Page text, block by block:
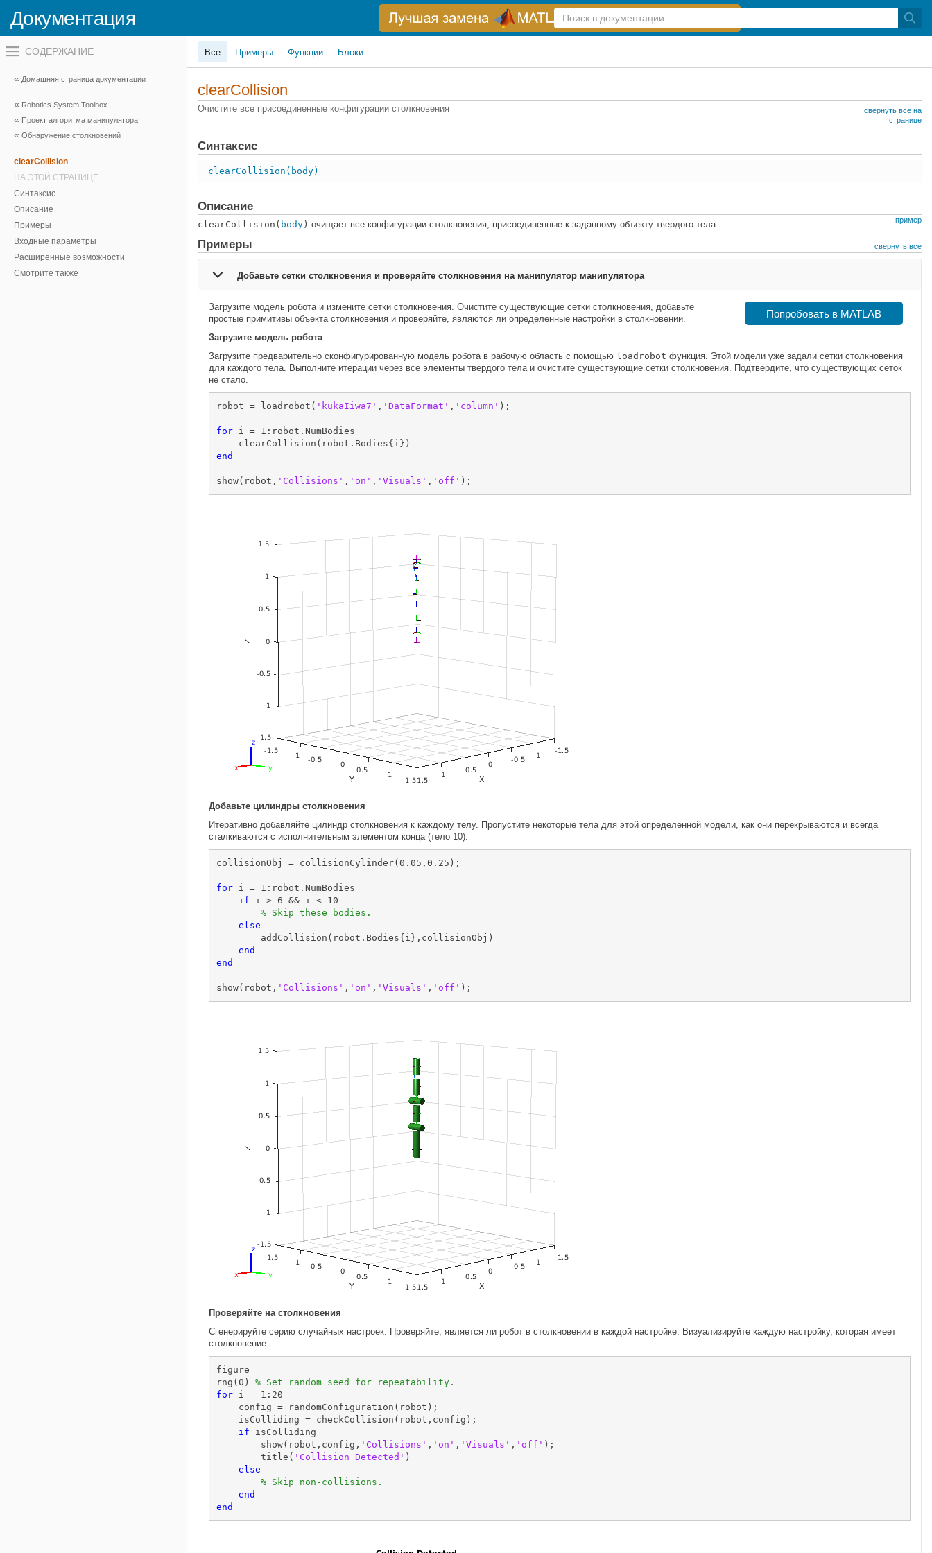
Документация
Справка
по
Переключатель
навигационного
вне
холста
навигационного
меню
холста
Домашняя страница документации
Robotics System Toolbox
Проект алгоритма манипулятора
Обнаружение столкновений
clearCollision
НА ЭТОЙ СТРАНИЦЕ
Синтаксис
Описание
Примеры
Входные параметры
Расширенные возможности
Смотрите также
Все Примеры Функции Блоки
clearCollision
Очистите все присоединенные конфигурации столкновения
свернуть все на
странице
Синтаксис
clearCollision(body)
Описание
пример
clearCollision( body ) очищает все конфигурации столкновения, присоединенные к заданному объекту твердого тела.
Примеры свернуть все
Добавьте сетки столкновения и проверяйте столкновения на манипулятор манипулятора
Попробовать в MATLAB
Загрузите модель робота и измените сетки столкновения. Очистите существующие сетки столкновения, добавьте
простые примитивы объекта столкновения и проверяйте, являются ли определенные настройки в столкновении.
Загрузите модель робота
Загрузите предварительно сконфигурированную модель робота в рабочую область с помощью loadrobot функция. Этой модели уже задали сетки столкновения
для каждого тела. Выполните итерации через все элементы твердого тела и очистите существующие сетки столкновения. Подтвердите, что существующих сеток
не стало.
robot = loadrobot( 'kukaIiwa7' , 'DataFormat' , 'column' );
for i = 1:robot.NumBodies
end
show(robot, 'Collisions' , 'on' , 'Visuals' , 'off' );
Добавьте цилиндры столкновения
Итеративно добавляйте цилиндр столкновения к каждому телу. Пропустите некоторые тела для этой определенной модели, как они перекрываются и всегда
сталкиваются с исполнительным элементом конца (тело 10).
collisionObj = collisionCylinder(0.05,0.25);
for i = 1:robot.NumBodies
if i > 6 && i < 10
% Skip these bodies.
else
        addCollision(robot.Bodies{i},collisionObj)
end
end
show(robot, 'Collisions' , 'on' , 'Visuals' , 'off' );
Проверяйте на столкновения
Сгенерируйте серию случайных настроек. Проверяйте, является ли робот в столкновении в каждой настройке. Визуализируйте каждую настройку, которая имеет
столкновение.
figure
rng(0) % Set random seed for repeatability.
for i = 1:20
    config = randomConfiguration(robot);
    isColliding = checkCollision(robot,config);
if isColliding
        show(robot,config,
'Collisions' , 'on' , 'Visuals' , 'off' );
        title(
'Collision Detected' )
else
% Skip non-collisions.
end
end